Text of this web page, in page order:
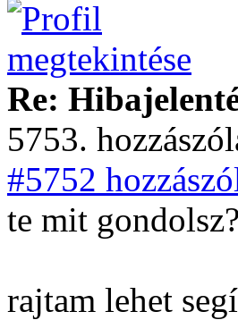
Re:
5753.
#5752
te mit gondolsz?
rajtam lehet